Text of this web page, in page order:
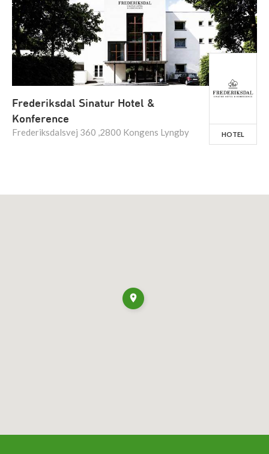
Frederiksdal Sinatur Hotel &
Konference
Frederiksdalsvej 360 ,2800 Kongens Lyngby HOTEL